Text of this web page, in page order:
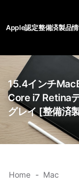
Apple認定整備済製品
15.4インチ
Core i7 Retina
グレイ [整備済
Home Mac